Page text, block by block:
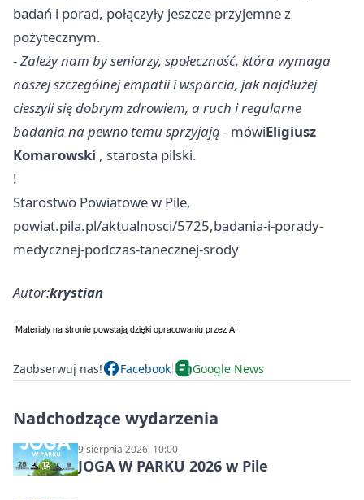
badań i porad, połączyły jeszcze przyjemne z
pożytecznym.
- Zależy nam by seniorzy, społeczność, która wymaga
naszej szczególnej empatii i wsparcia, jak najdłużej
cieszyli się dobrym zdrowiem, a ruch i regularne
badania na pewno temu sprzyjają- mówiEligiusz
Komarowski , starosta pilski.
!
Starostwo Powiatowe w Pile,
powiat.pila.pl/aktualnosci/5725,badania-i-porady-
medycznej-podczas-tanecznej-srody
Autor:krystian
Zaobserwuj nas! Facebook Google News
Nadchodzące wydarzenia
9 sierpnia 2026, 10:00
JOGA W PARKU 2026 w Pile